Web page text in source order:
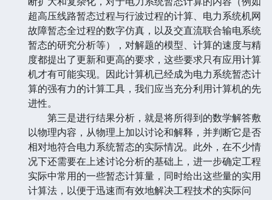
超高压线路暂态过程与行波过程的计算、电力系统机网
故障暂态全过程的数字仿真，以及交直流联合输电系统
暂态的研究分析等），对解题的模型、计算的速度与精
度都提出了更新和更高的要求，这些要求只有应用计算
机才有可能实现。因此计算机已经成为电力系统暂态计
算的强有力的计算工具，我们应当充分利用计算机的先
进性。
第三是进行结果分析，就是将所得到的数学解答敷
以物理内容，从物理上加以讨论和解释，并判断它是否
相对地符合电力系统暂态的实际情况。此外，在不少情
况下还需要在上述讨论分析的基础上，进一步确定工程
实际中常用的一些暂态计算量，同时给出这些量的实用
计算法，以便于迅速而有效地解决工程技术的实际问